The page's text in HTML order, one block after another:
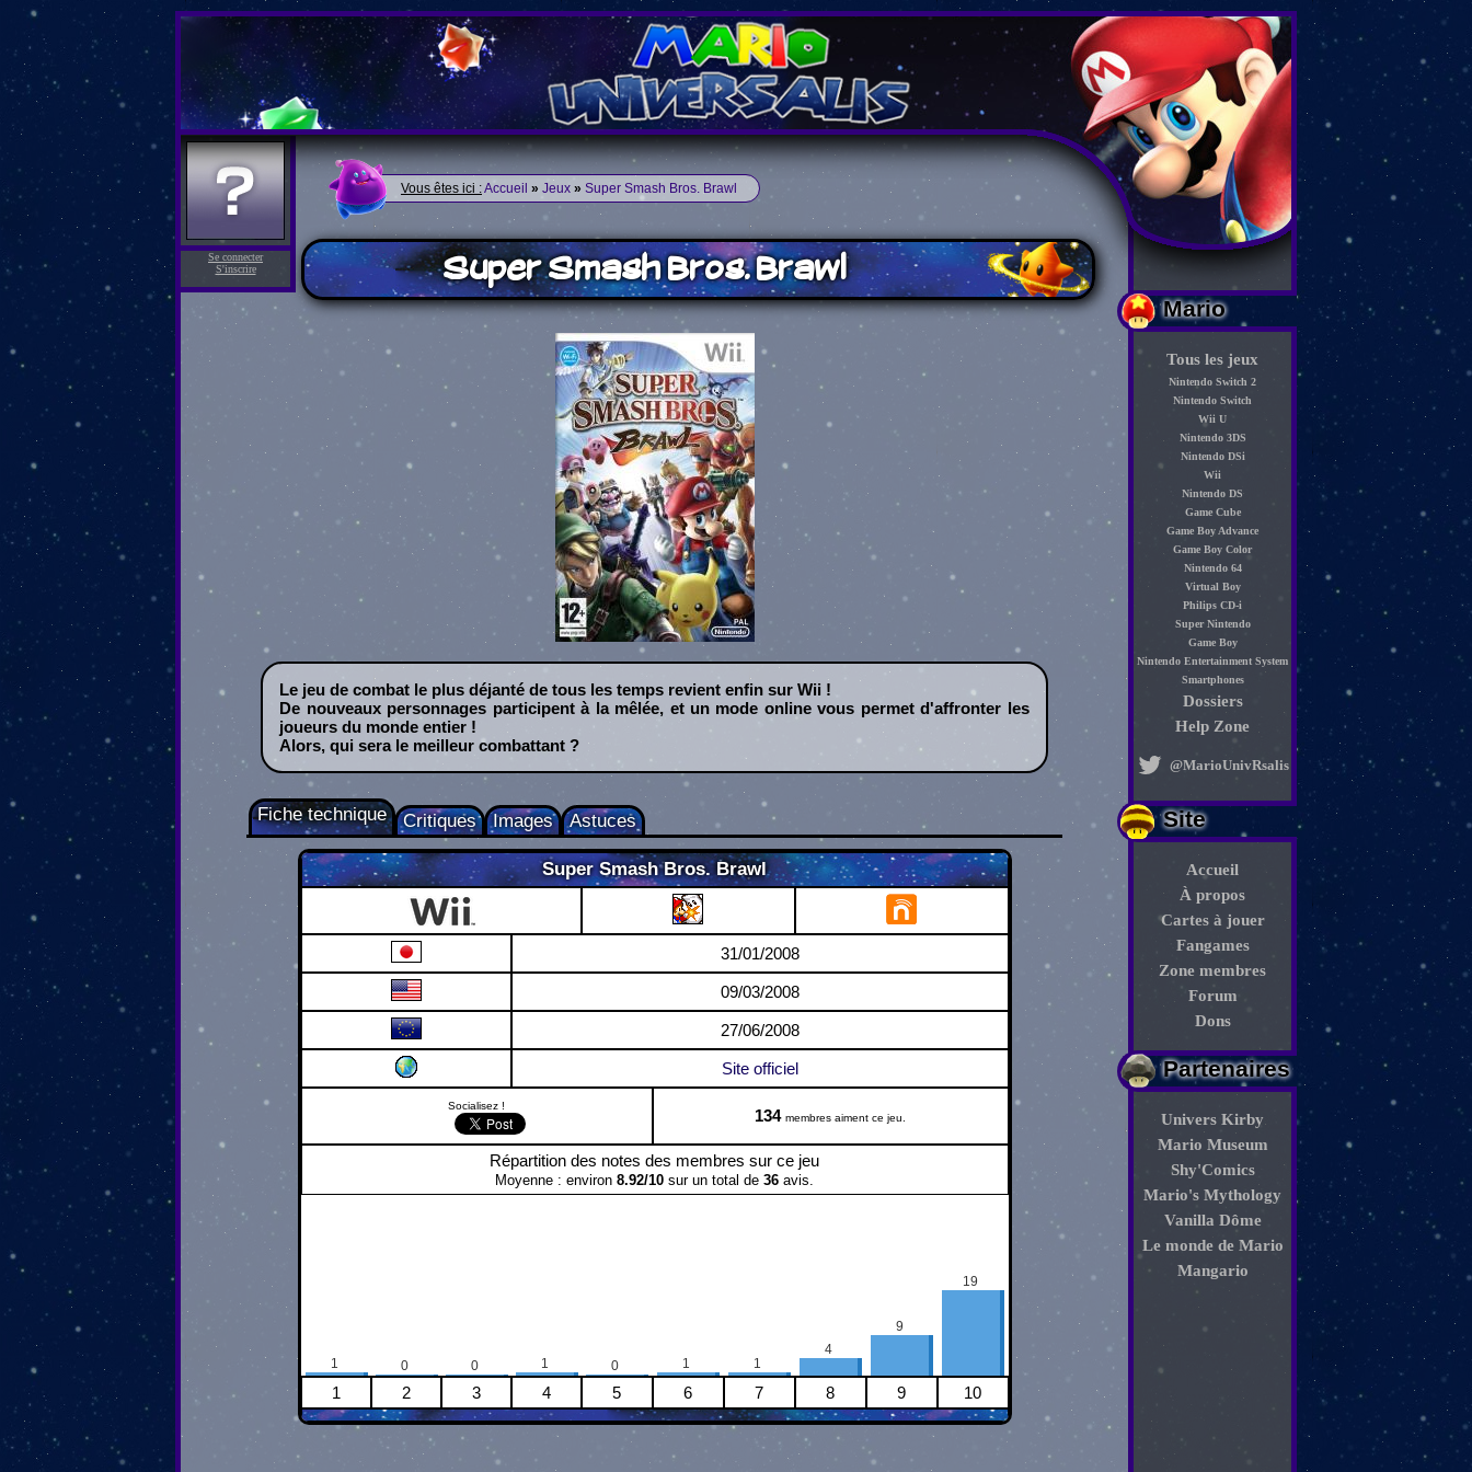
Mario
Tous les jeux
Nintendo Switch 2
Nintendo Switch
Wii U
Nintendo 3DS
Nintendo DSi
Wii
Nintendo DS
Game Cube
Game Boy Advance
Game Boy Color
Nintendo 64
Virtual Boy
Philips CD-i
Super Nintendo
Game Boy
Nintendo Entertainment System
Smartphones
Dossiers
Help Zone
@MarioUnivRsalis
Site
Accueil
À propos
Cartes à jouer
Fangames
Zone membres
Forum
Dons
Partenaires
Univers Kirby
Mario Museum
Shy'Comics
Mario's Mythology
Vanilla Dôme
Le monde de Mario
Mangario
Se connecter
S'inscrire
Vous êtes ici :Accueil » Jeux » Super Smash Bros. Brawl
Super Smash Bros. Brawl
Le jeu de combat le plus déjanté de tous les temps revient enfin sur Wii !
De nouveaux personnages participent à la mêlée, et un mode online vous permet d'affronter les
joueurs du monde entier !
Alors, qui sera le meilleur combattant ?
Super Smash Bros. Brawl
Wii
31/01/2008
09/03/2008
27/06/2008
Site officiel
Socialisez !
134 membres aiment ce jeu.
Répartition des notes des membres sur ce jeu
Moyenne : environ 8.92/10 sur un total de 36 avis.
1 0 0 1 0 1 1
4
9
19
1 2 3 4 5 6 7 8 9 10
Fiche technique Critiques Images Astuces